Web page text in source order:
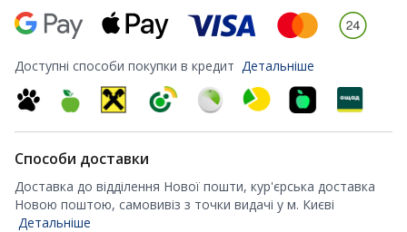
Доступні способи покупки в кредит Детальніше
Способи доставки
Доставка до відділення Нової пошти, кур'єрська доставка
Новою поштою, самовивіз з точки видачі у м. Києві
Детальніше